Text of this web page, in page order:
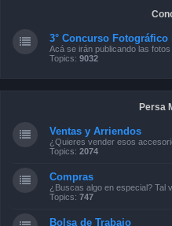
3° Concurso Fotográfico
Acá se irán publicando las fotos
Topics: 9032
Persa
Ventas y Arriendos
¿Quieres vender esos
Topics: 2074
Compras
¿Buscas algo en especial? Tal
Topics: 747
Bolsa de Trabajo